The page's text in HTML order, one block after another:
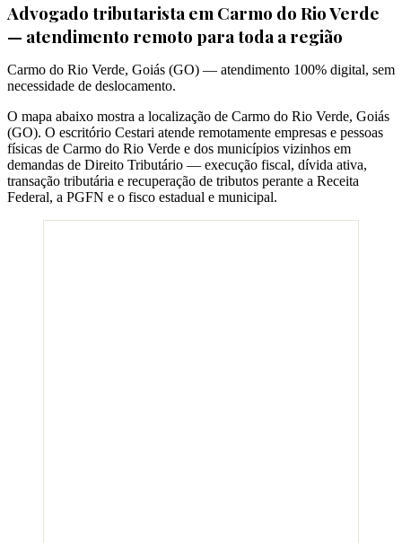
Advogado tributarista em Carmo do Rio Verde
— atendimento remoto para toda a região
Carmo do Rio Verde, Goiás (GO) — atendimento 100% digital, sem
necessidade de deslocamento.
O mapa abaixo mostra a localização de Carmo do Rio Verde, Goiás
(GO). O escritório Cestari atende remotamente empresas e pessoas
físicas de Carmo do Rio Verde e dos municípios vizinhos em
demandas de Direito Tributário — execução fiscal, dívida ativa,
transação tributária e recuperação de tributos perante a Receita
Federal, a PGFN e o fisco estadual e municipal.